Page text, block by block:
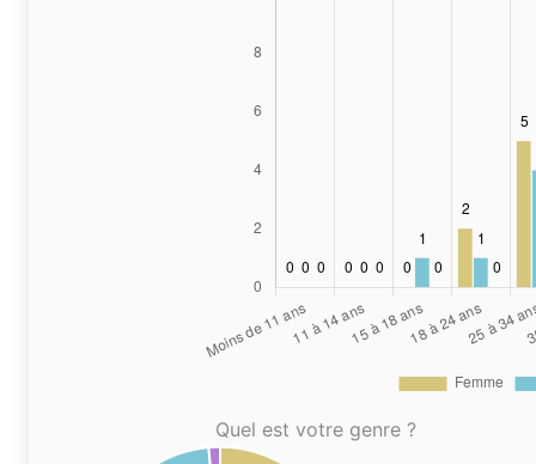
Quel est votre genre ?